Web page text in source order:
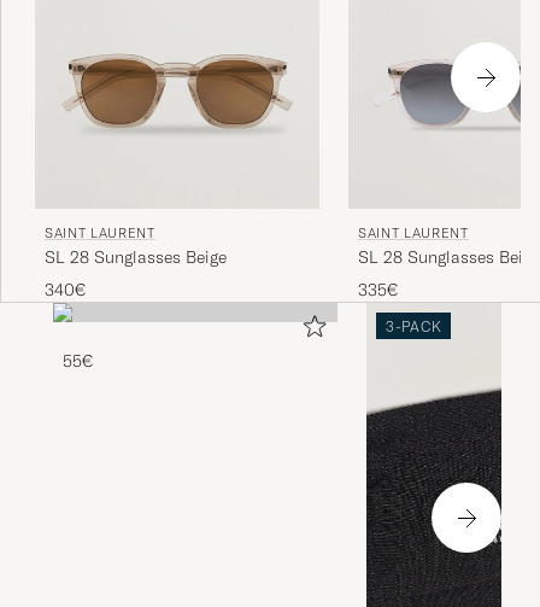
SAINT LAURENT
SL 28 Sunglasses Beige
340€
SAINT LAURENT
SL 28 Sunglasses
335€
55€
3-PACK